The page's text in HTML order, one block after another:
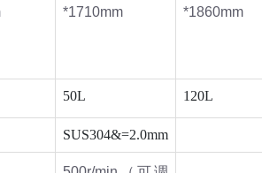
*1710mm
*1860mm
50L 120L
SUS304&=2.0mm